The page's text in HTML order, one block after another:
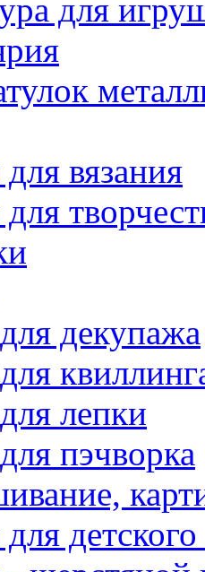
для
вязания
декупажа
лепки
пэчворка